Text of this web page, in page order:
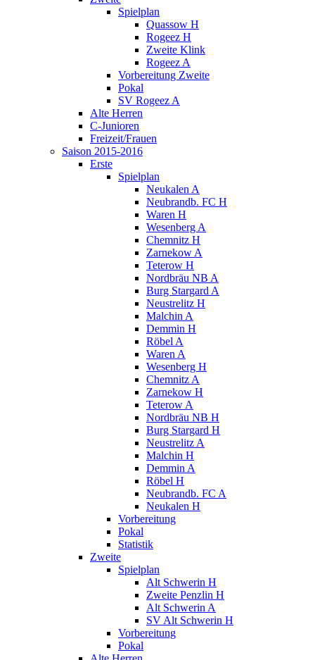
Spielplan
Quassow H
Rogeez H
Zweite Klink
Rogeez A
Vorbereitung Zweite
Pokal
SV Rogeez A
Alte Herren
C-Junioren
Freizeit/Frauen
Saison 2015-2016
Erste
Spielplan
Neukalen A
Neubrandb. FC H
Waren H
Wesenberg A
Chemnitz H
Zarnekow A
Teterow H
Nordbräu NB A
Burg Stargard A
Neustrelitz H
Malchin A
Demmin H
Röbel A
Waren A
Wesenberg H
Chemnitz A
Zarnekow H
Teterow A
Nordbräu NB H
Burg Stargard H
Neustrelitz A
Malchin H
Demmin A
Röbel H
Neubrandb. FC A
Neukalen H
Vorbereitung
Pokal
Statistik
Zweite
Spielplan
Alt Schwerin H
Zweite Penzlin H
Alt Schwerin A
SV Alt Schwerin H
Vorbereitung
Pokal